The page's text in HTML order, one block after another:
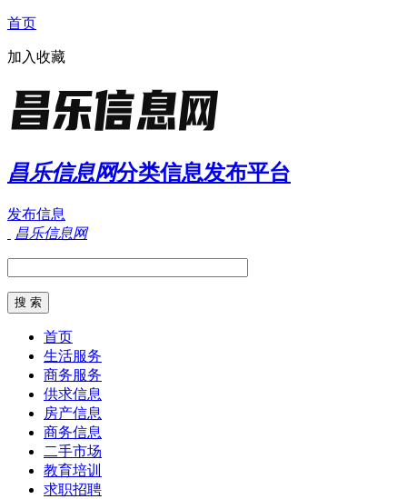
首页
加入收藏
昌乐信息网分类信息发布平台
发布信息
昌乐信息网
首页
生活服务
商务服务
供求信息
房产信息
商务信息
二手市场
教育培训
求职招聘